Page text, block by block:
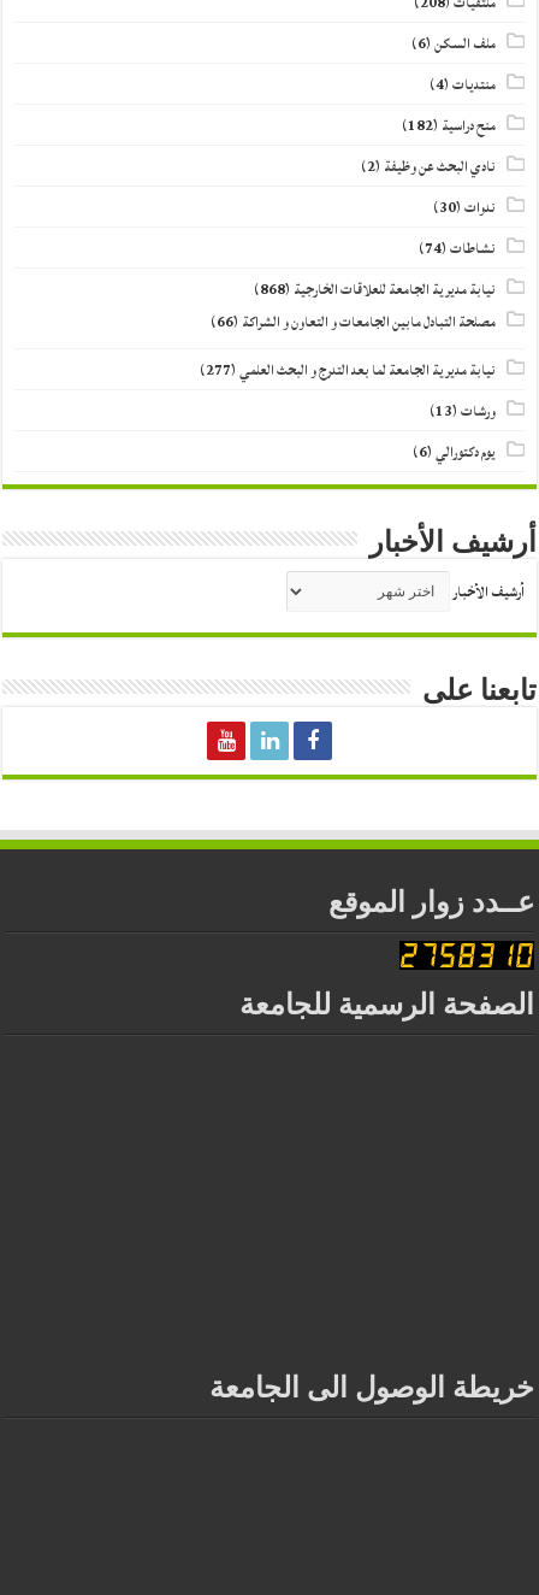
ملف السكن(6)
منتديات(4)
منح دراسية (182)
نادي البحث عن وظيفة (2)
ندوات(30)
نشاطات(74)
نيابة مديرية الجامعة للعلاقات الخارجية (868)
مصلحة التبادل مابين الجامعات و التعاون و الشراكة (66)
نيابة مديرية الجامعة لما بعد التدرج و البحث العلمي(277)
ورشات(13)
يوم دكتورالي(6)
أرشيف الأخبار
أرشيف الأخبار
تابعنا على
عــدد زوار الموقع
الصفحة الرسمية للجامعة
خريطة الوصول الى الجامعة